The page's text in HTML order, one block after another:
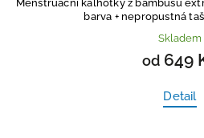
barva + nepropustná
Skladem
od 649
Detail